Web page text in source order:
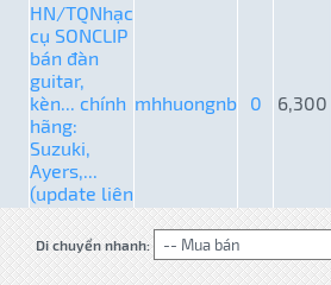
HN/TQNhạc
cụ SONCLIP
bán đàn
guitar,
kèn... chính
hãng:
Suzuki,
Ayers,...
(update liên
mhhuongnb 0 6,300
Di chuyển nhanh: